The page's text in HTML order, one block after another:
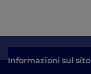
Informazioni sul sito